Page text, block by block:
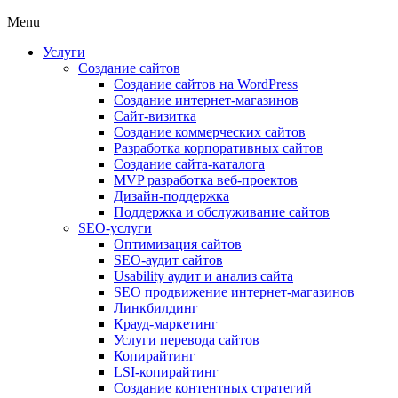
Menu
Услуги
Создание сайтов
Создание сайтов на WordPress
Создание интернет-магазинов
Сайт-визитка
Создание коммерческих сайтов
Разработка корпоративных сайтов
Создание сайта-каталога
MVP разработка веб-проектов
Дизайн-поддержка
Поддержка и обслуживание сайтов
SEO-услуги
Оптимизация сайтов
SEO-аудит сайтов
Usability аудит и анализ сайта
SEO продвижение интернет-магазинов
Линкбилдинг
Крауд-маркетинг
Услуги перевода сайтов
Копирайтинг
LSI-копирайтинг
Создание контентных стратегий